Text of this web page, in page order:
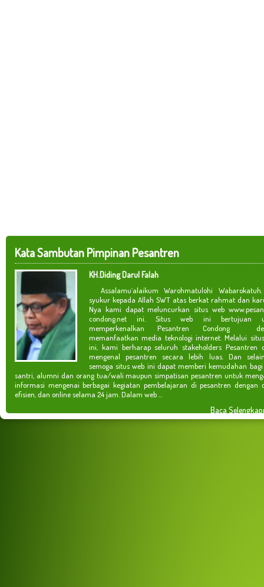
Kata Sambutan Pimpinan Pesantren
KH.Diding Darul Falah
Assalamu`alaikum Warohmatulohi
syukur kepada Allah SWT atas berkat rahmat dan
Nya kami dapat meluncurkan situs web
condong.net ini. Situs web ini bertujuan
memperkenalkan Pesantren Condong
memanfaatkan media teknologi internet. Melalui
ini, kami berharap seluruh stakeholders Pesantren
mengenal pesantren secara lebih luas. Dan
semoga situs web ini dapat memberi kemudahan
santri, alumni dan orang tua/wali maupun simpatisan pesantren untuk
informasi mengenai berbagai kegiatan pembelajaran di pesantren dengan
efisien, dan online selama 24 jam. Dalam web ...
Baca